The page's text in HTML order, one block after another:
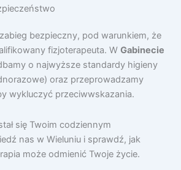
bezpieczny, pod warunkiem, że
fizjoterapeuta. W Gabinecie
o najwyższe standardy higieny
oraz przeprowadzamy
wykluczyć przeciwwskazania.
się Twoim codziennym
nas w Wieluniu i sprawdź, jak
może odmienić Twoje życie.